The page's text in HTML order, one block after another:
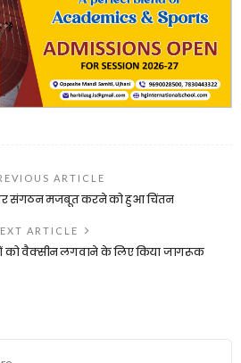
ARTICLE
संगठन मजबूत करने को हुआ चिंतन
ARTICLE
को वैक्सीन लगवाने के लिए किया जागरूक